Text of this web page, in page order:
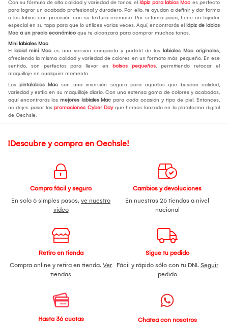
Con su fórmula de alta calidad y variedad de tonos, el lápiz para labios Mac es perfecto
para lograr un acabado profesional y duradero. Por ello, te ayudan a definir y dar forma
a los labios con precisión con su textura cremosa. Por si fuera poco, tiene un tajador
especial en su tapa para que lo utilices varias veces. Aquí, encontrarás el lápiz de labios
Mac a un precio económico que te alcanzará para comprar muchos tonos.
Mini labiales Mac
El labial mini Mac es una versión compacta y portátil de los labiales Mac originales,
ofreciendo la misma calidad y variedad de colores en un formato más pequeño. En ese
sentido, son perfectos para llevar en bolsos pequeños, permitiendo retocar el
maquillaje en cualquier momento.
Los pintalabios Mac son una inversión segura para aquellas que buscan calidad,
variedad y estilo en su maquillaje diario. Con una extensa gama de colores y acabados,
aquí encontrarás los mejores labiales Mac para cada ocasión y tipo de piel. Entonces,
no dejes pasar las promociones Cyber Dayque hemos lanzado en la plataforma digital
de Oechsle.
¡Descubre y compra en Oechsle!
Compra fácil y seguro
En solo 6 simples pasos, ve nuestro
video
Cambios y devoluciones
En nuestras 26 tiendas a nivel
nacional
Retiro en tienda
Compra online y retira en tienda. Ver
tiendas
Sigue tu pedido
Fácil y rápido sólo con tu DNI. Seguir
pedido
Hasta 36 cuotas
Chatea con nosotros